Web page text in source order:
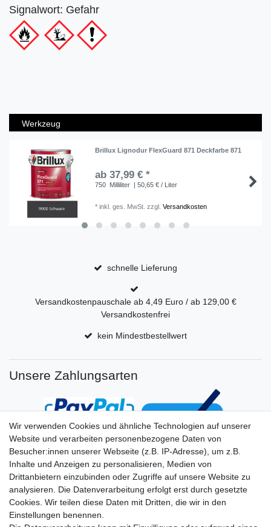
Signalwort: Gefahr
Werkzeug
Brillux Lignodur FlexGuard 871 Deckfarbe 871
ab 37,99 € *
750 Milliliter | 50,65 € / Liter
*inkl. ges. MwSt. zzgl.Versandkosten
schnelle Lieferung
Versandkostenpauschale ab 4,49 Euro / ab 129,00 €
Versandkostenfrei
kein Mindestbestellwert
Unsere Zahlungsarten
Wir verwenden Cookies und ähnliche Technologien auf unserer
Website und verarbeiten personenbezogene Daten von
Besucher:innen unserer Webseite (z.B. IP-Adresse), um z.B.
Inhalte und Anzeigen zu personalisieren, Medien von
Drittanbietern einzubinden oder Zugriffe auf unsere Website zu
analysieren. Die Datenverarbeitung erfolgt erst durch gesetzte
Cookies. Wir teilen diese Daten mit Dritten, die wir in den
Einstellungen benennen.